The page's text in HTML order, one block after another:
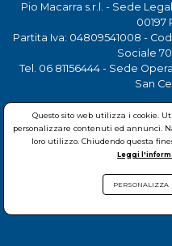
Pio Macarra s.r.l. - Sede
00197
Partita Iva: 04809541008 -
Sociale
Tel. 06 81156444- Sede
San
© Pio Macarra s.r.l.
Questo sito web utilizza i cookie.
personalizzare contenuti ed annunci.
loro utilizzo. Chiudendo questa
Leggi
PERSONALIZZA